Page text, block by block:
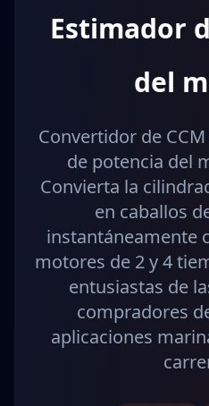
Estimador
del
Convertidor de
de potencia del
Convierta la
en caballos
instantáneamente
motores de 2 y 4
entusiastas de
compradores
aplicaciones